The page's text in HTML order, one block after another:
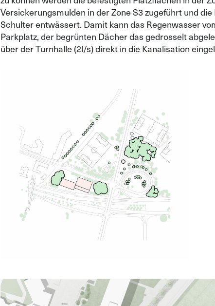
Versickerungsmulden in der Zone S3 zugeführt und
Schulter entwässert. Damit kann das Regenwasser
Parkplatz, der begrünten Dächer das gedrosselt
über der Turnhalle (2l/s) direkt in die Kanalisation